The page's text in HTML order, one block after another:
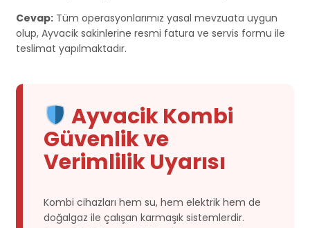
Cevap: Tüm operasyonlarımız yasal mevzuata uygun
olup, Ayvacik sakinlerine resmi fatura ve servis formu ile
teslimat yapılmaktadır.
Ayvacik Kombi
Güvenlik ve
Verimlilik Uyarısı
Kombi cihazları hem su, hem elektrik hem de
doğalgaz ile çalışan karmaşık sistemlerdir.